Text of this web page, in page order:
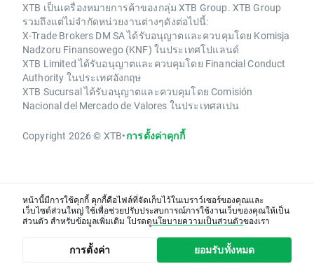
XTB เป็นเครื่องหมายการค้าของกลุ่ม XTB Group. XTB Group
รวมถึงแต่ไม่จำกัดหน่วยงานต่างๆดังต่อไปนี้:
X-Trade Brokers DM SA ได้รับอนุญาตและควบคุมโดย Komisja
Nadzoru Finansowego (KNF) ในประเทศโปแลนด์
XTB Limited ได้รับอนุญาตและควบคุมโดย Financial Conduct
Authority ในประเทศอังกฤษ
XTB Sucursal ได้รับอนุญาตและควบคุมโดย Comisión
Nacional del Mercado de Valores ในประเทศสเปน
Copyright 2026 © XTB•การตั้งค่าคุกกี้
หน้านี้มีการใช้คุกกี้ คุกกี้คือไฟล์ที่จัดเก็บไว้ในเบราว์เซอร์ของคุณและ
เว็บไซต์ส่วนใหญ่ ใช้เพื่อช่วยปรับประสบการณ์การใช้งานเว็บของคุณให้เป็น
ส่วนตัว สำหรับข้อมูลเพิ่มเติม โปรดดูนโยบายความเป็นส่วนตัวของเรา
การตั้งค่า ยอมรับทั้งหมด